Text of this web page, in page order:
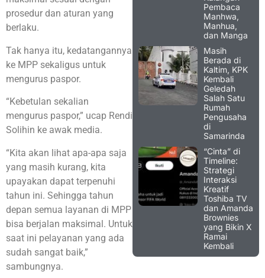
prosedur dan aturan yang
berlaku.
Tak hanya itu, kedatangannya
ke MPP sekaligus untuk
mengurus paspor.
“Kebetulan sekalian
mengurus paspor,” ucap Rendi
Solihin ke awak media.
“Kita akan lihat apa-apa saja
yang masih kurang, kita
upayakan dapat terpenuhi
tahun ini. Sehingga tahun
depan semua layanan di MPP
bisa berjalan maksimal. Untuk
saat ini pelayanan yang ada
sudah sangat baik,”
sambungnya.
Pembaca
Manhwa,
Manhua,
dan Manga
Masih
Berada di
Kaltim, KPK
Kembali
Geledah
Salah Satu
Rumah
Pengusaha
di
Samarinda
“Cinta” di
Timeline:
Strategi
Interaksi
Kreatif
Toshiba TV
dan Amanda
Brownies
yang Bikin X
Ramai
Kembali